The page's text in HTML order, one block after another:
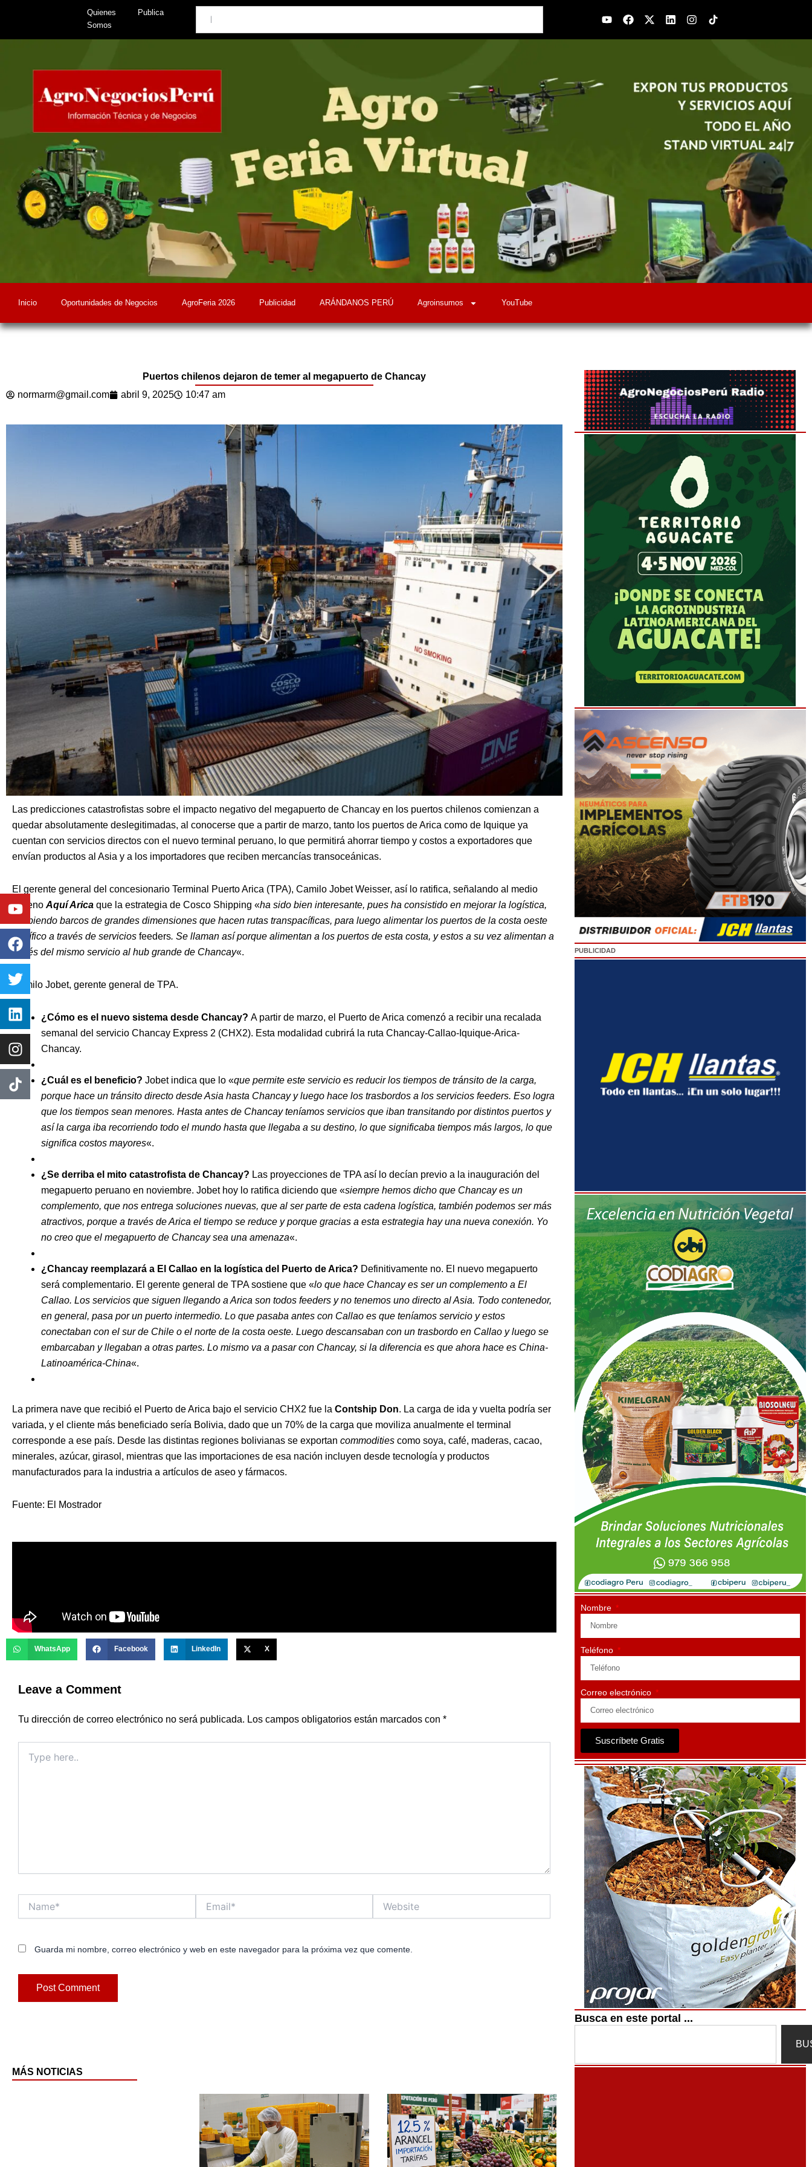
content
Quienes
Somos
Publica YoutubeFacebook
X-
twitter
LinkedinInstagram
Inicio Oportunidades de Negocios AgroFeria 2026 Publicidad ARÁNDANOS PERÚ Agroinsumos YouTube
Puertos chilenos dejaron de temer al megapuerto de Chancay
normarm@gmail.com
abril 9, 2025 10:47 am
Las predicciones catastrofistas sobre el impacto negativo del megapuerto de Chancay en los puertos chilenos comienzan a
quedar absolutamente deslegitimadas, al conocerse que a partir de marzo, tanto los puertos de Arica como de Iquique ya
cuentan con servicios directos con el nuevo terminal peruano, lo que permitirá ahorrar tiempo y costos a exportadores que
envían productos al Asia y a los importadores que reciben mercancías transoceánicas.
El gerente general del concesionario Terminal Puerto Arica (TPA), Camilo Jobet Weisser, así lo ratifica, señalando al medio
chileno Aquí Arica que la estrategia de Cosco Shipping «ha sido bien interesante, pues ha consistido en mejorar la logística,
recibiendo barcos de grandes dimensiones que hacen rutas transpacíficas, para luego alimentar los puertos de la costa oeste
Pacífico a través de servicios feeders. Se llaman así porque alimentan a los puertos de esta costa, y estos a su vez alimentan a
través del mismo servicio al hub grande de Chancay«.
Camilo Jobet, gerente general de TPA.
¿Cómo es el nuevo sistema desde Chancay? A partir de marzo, el Puerto de Arica comenzó a recibir una recalada
semanal del servicio Chancay Express 2 (CHX2). Esta modalidad cubrirá la ruta Chancay-Callao-Iquique-Arica-
Chancay.
¿Cuál es el beneficio? Jobet indica que lo «que permite este servicio es reducir los tiempos de tránsito de la carga,
porque hace un tránsito directo desde Asia hasta Chancay y luego hace los trasbordos a los servicios feeders. Eso logra
que los tiempos sean menores. Hasta antes de Chancay teníamos servicios que iban transitando por distintos puertos y
así la carga iba recorriendo todo el mundo hasta que llegaba a su destino, lo que significaba tiempos más largos, lo que
significa costos mayores«.
¿Se derriba el mito catastrofista de Chancay? Las proyecciones de TPA así lo decían previo a la inauguración del
megapuerto peruano en noviembre. Jobet hoy lo ratifica diciendo que «siempre hemos dicho que Chancay es un
complemento, que nos entrega soluciones nuevas, que al ser parte de esta cadena logística, también podemos ser más
atractivos, porque a través de Arica el tiempo se reduce y porque gracias a esta estrategia hay una nueva conexión. Yo
no creo que el megapuerto de Chancay sea una amenaza«.
¿Chancay reemplazará a El Callao en la logística del Puerto de Arica? Definitivamente no. El nuevo megapuerto
será complementario. El gerente general de TPA sostiene que «lo que hace Chancay es ser un complemento a El
Callao. Los servicios que siguen llegando a Arica son todos feeders y no tenemos uno directo al Asia. Todo contenedor,
en general, pasa por un puerto intermedio. Lo que pasaba antes con Callao es que teníamos servicio y estos
conectaban con el sur de Chile o el norte de la costa oeste. Luego descansaban con un trasbordo en Callao y luego se
embarcaban y llegaban a otras partes. Lo mismo va a pasar con Chancay, si la diferencia es que ahora hace es China-
Latinoamérica-China«.
La primera nave que recibió el Puerto de Arica bajo el servicio CHX2 fue la Contship Don. La carga de ida y vuelta podría ser
variada, y el cliente más beneficiado sería Bolivia, dado que un 70% de la carga que moviliza anualmente el terminal
corresponde a ese país. Desde las distintas regiones bolivianas se exportan commodities como soya, café, maderas, cacao,
minerales, azúcar, girasol, mientras que las importaciones de esa nación incluyen desde tecnología y productos
manufacturados para la industria a artículos de aseo y fármacos.
Fuente: El Mostrador
WhatsApp Facebook LinkedIn X
Leave a Comment
Tu dirección de correo electrónico no será publicada. Los campos obligatorios están marcados con *
here..
Guarda mi nombre, correo electrónico y web en este navegador para la próxima vez que comente.
MÁS NOTICIAS
PagePage Page
PUBLICIDAD
Nombre
Teléfono
Correo electrónico
Suscríbete Gratis
Busca en este portal ...
Youtube
Facebook
Twitter
Linkedin
Instagram